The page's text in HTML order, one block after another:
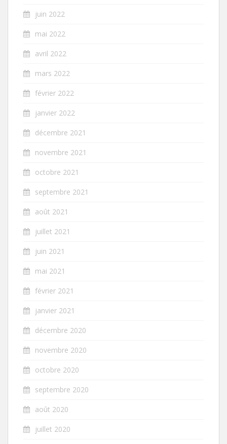
juin 2022
mai 2022
avril 2022
mars 2022
février 2022
janvier 2022
décembre 2021
novembre 2021
octobre 2021
septembre 2021
août 2021
juillet 2021
juin 2021
mai 2021
février 2021
janvier 2021
décembre 2020
novembre 2020
octobre 2020
septembre 2020
août 2020
juillet 2020